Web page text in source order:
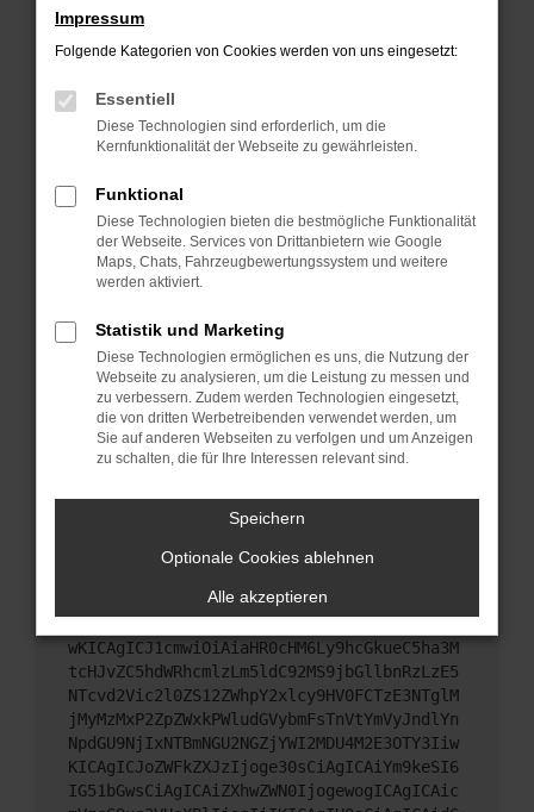
Suchmaschine?
Prüfe deine Browsererweiterungen.
das Laden bestimmter Seiten verhindern.
Funktioniert die Seite in einem anderen Browser
oder in einem privaten Fenster?
Das kann manchmal helfen, vorübergehende
Probleme zu beheben.
Stelle sicher, dass dein Browser und dein
Betriebssystem auf dem neuesten Stand sind.
Sicherheitsrisiko, sondern kann auch dazu führen,
dass bestimmte Funktionen nicht mehr
unterstützt werden.
Wende dich an den Webseitenbetreiber.
Wenn du alle oben genannten Schritte versucht
hast, kontaktiere uns bitte. Wir werden versuchen,
das Problem zu beheben. Du kannst uns diesen
Text schicken, um uns bei der Fehlersuche zu
unterstützen:
ewogICJuYW1lIjogIk5ldHdvcmtFcnJvciIsCiAgI
mNvbmZpZyI6IHsKICAgICJtZXRob2QiOiAiR0VUIi
wKICAgICJ1cmwiOiAiaHR0cHM6Ly9hcGkueC5ha3M
tcHJvZC5hdWRhcmlzLm5ldC92MS9jbGllbnRzLzE5
NTcvd2Vic2l0ZS12ZWhpY2xlcy9HV0FCTzE3NTglM
jMyMzMxP2ZpZWxkPWludGVybmFsTnVtYmVyJndlYn
NpdGU9NjIxNTBmNGU2NGZjYWI2MDU4M2E3OTY3Iiw
KICAgICJoZWFkZXJzIjoge30sCiAgICAiYm9keSI6
IG51bGwsCiAgICAiZXhwZWN0IjogewogICAgICAic
Impressum
Folgende Kategorien von Cookies werden von uns eingesetzt:
Essentiell
Diese Technologien sind erforderlich, um die
Kernfunktionalität der Webseite zu gewährleisten.
Funktional
Diese Technologien bieten die bestmögliche Funktionalität
der Webseite. Services von Drittanbietern wie Google
Maps, Chats, Fahrzeugbewertungssystem und weitere
werden aktiviert.
Statistik und Marketing
Diese Technologien ermöglichen es uns, die Nutzung der
Webseite zu analysieren, um die Leistung zu messen und
zu verbessern. Zudem werden Technologien eingesetzt,
die von dritten Werbetreibenden verwendet werden, um
Sie auf anderen Webseiten zu verfolgen und um Anzeigen
zu schalten, die für Ihre Interessen relevant sind.
Speichern
Optionale Cookies ablehnen
Alle akzeptieren